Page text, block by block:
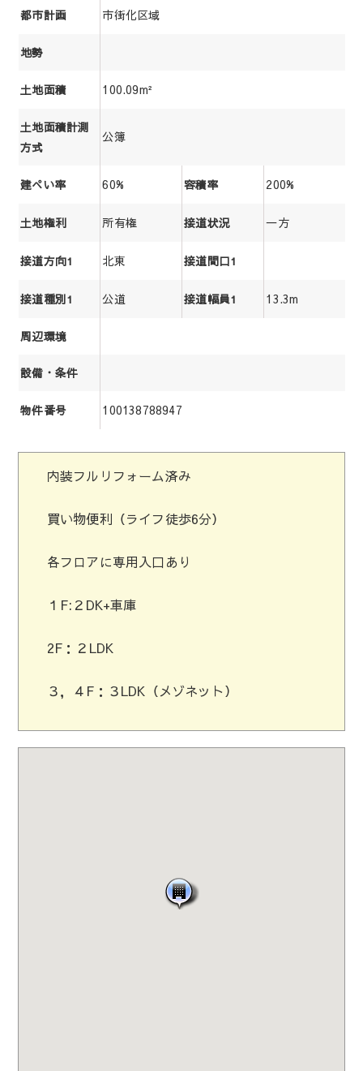
都市計画 市街化区域
地勢
土地面積 100.09m²
土地面積計測
方式
公簿
建ぺい率 60% 容積率 200%
土地権利 所有権 接道状況 一方
接道方向1 北東 接道間口1
接道種別1 公道 接道幅員1 13.3m
周辺環境
設備・条件
物件番号 100138788947
内装フルリフォーム済み
買い物便利（ライフ徒歩6分）
各フロアに専用入口あり
１F:２DK+車庫
2F：２LDK
３，４F：３LDK（メゾネット）